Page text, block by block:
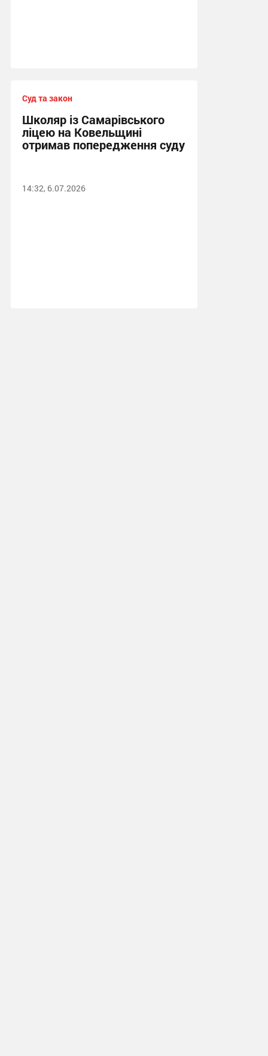
Суд та закон
Школяр із Самарівського
ліцею на Ковельщині
отримав попередження суду
14:32, 6.07.2026